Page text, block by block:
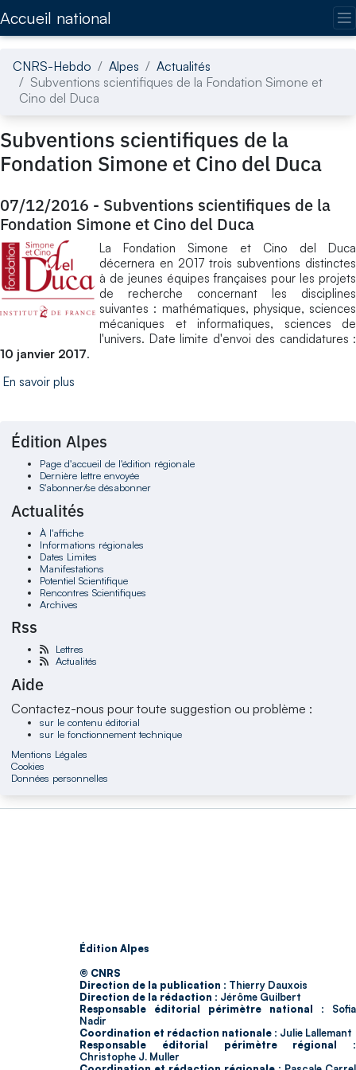
Accueil national
CNRS-Hebdo Alpes
Actualités
Subventions scientifiques de la Fondation Simone et
Cino del Duca
Subventions scientifiques de la
Fondation Simone et Cino del Duca
07/12/2016 - Subventions scientifiques de la
Fondation Simone et Cino del Duca
La Fondation Simone et Cino del Duca
décernera en 2017 trois subventions distinctes
à de jeunes équipes françaises pour les projets
de recherche concernant les disciplines
suivantes : mathématiques, physique, sciences
mécaniques et informatiques, sciences de
l'univers. Date limite d'envoi des candidatures :
10 janvier 2017.
En savoir plus
Édition Alpes
Page d'accueil de l'édition régionale
Dernière lettre envoyée
S'abonner/se désabonner
Actualités
À l'affiche
Informations régionales
Dates Limites
Manifestations
Potentiel Scientifique
Rencontres Scientifiques
Archives
Rss
Lettres
Actualités
Aide
Contactez-nous pour toute suggestion ou problème :
sur le contenu éditorial
sur le fonctionnement technique
Mentions Légales
Cookies
Données personnelles
Édition Alpes
© CNRS
Direction de la publication : Thierry Dauxois
Direction de la rédaction : Jérôme Guilbert
Responsable éditorial périmètre national : Sofia
Nadir
Coordination et rédaction nationale : Julie Lallemant
Responsable éditorial périmètre régional :
Christophe J. Muller